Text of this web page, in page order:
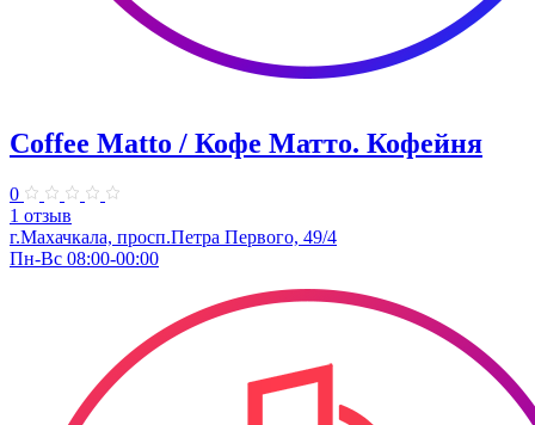
Coffee Matto / Кофе Матто. Кофейня
0
1 отзыв
г.Махачкала, ​просп.Петра Первого, 49/4
Пн-Вс 08:00-00:00